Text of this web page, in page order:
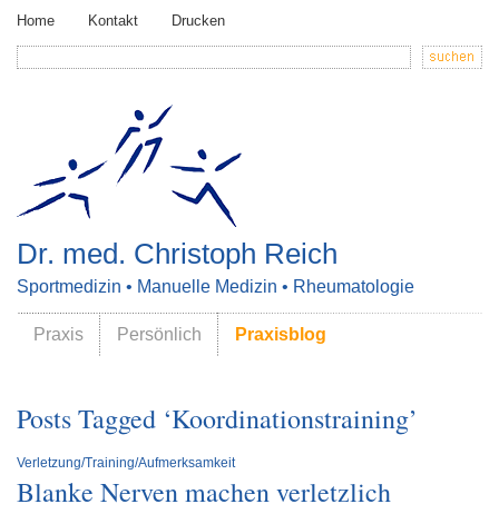
Home Kontakt Drucken
Dr. med. Christoph Reich
Sportmedizin • Manuelle Medizin • Rheumatologie
Praxis Persönlich Praxisblog
Posts Tagged ‘Koordinationstraining’
Verletzung/Training/Aufmerksamkeit
Blanke Nerven machen verletzlich